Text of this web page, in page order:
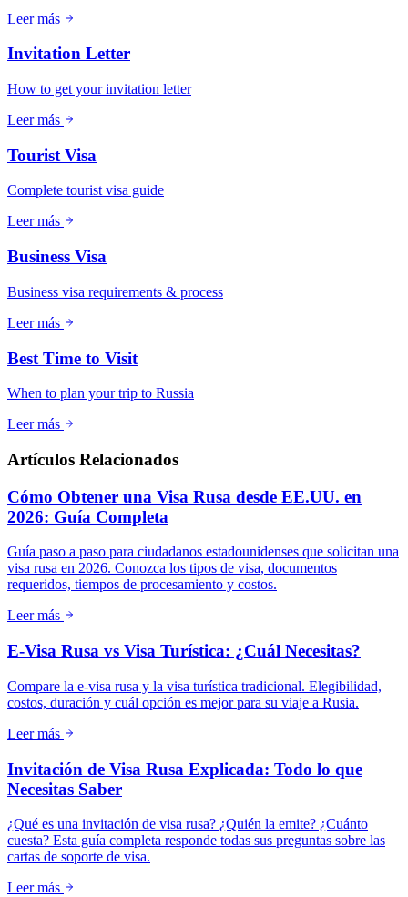
Leer más
Invitation Letter
How to get your invitation letter
Leer más
Tourist Visa
Complete tourist visa guide
Leer más
Business Visa
Business visa requirements & process
Leer más
Best Time to Visit
When to plan your trip to Russia
Leer más
Artículos Relacionados
Cómo Obtener una Visa Rusa desde EE.UU. en
2026: Guía Completa
Guía paso a paso para ciudadanos estadounidenses que solicitan una
visa rusa en 2026. Conozca los tipos de visa, documentos
requeridos, tiempos de procesamiento y costos.
Leer más
E-Visa Rusa vs Visa Turística: ¿Cuál Necesitas?
Compare la e-visa rusa y la visa turística tradicional. Elegibilidad,
costos, duración y cuál opción es mejor para su viaje a Rusia.
Leer más
Invitación de Visa Rusa Explicada: Todo lo que
Necesitas Saber
¿Qué es una invitación de visa rusa? ¿Quién la emite? ¿Cuánto
cuesta? Esta guía completa responde todas sus preguntas sobre las
cartas de soporte de visa.
Leer más